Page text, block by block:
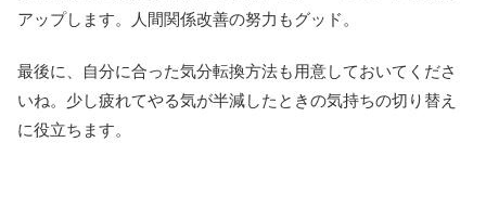
アップします。人間関係改善の努力もグッド。
最後に、自分に合った気分転換方法も用意しておいてくださ
いね。少し疲れてやる気が半減したときの気持ちの切り替え
に役立ちます。